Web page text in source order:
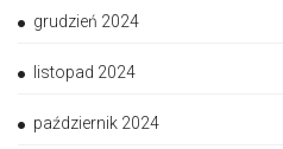
grudzień 2024
listopad 2024
październik 2024